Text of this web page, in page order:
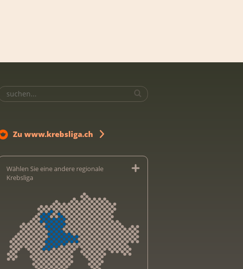
Zu www.krebsliga.ch
Wählen Sie eine andere regionale
Krebsliga